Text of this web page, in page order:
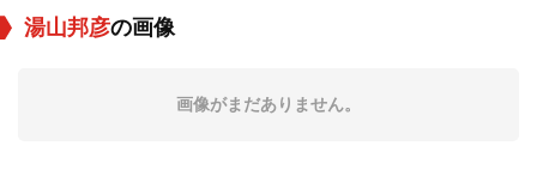
湯山邦彦の画像
画像がまだありません。